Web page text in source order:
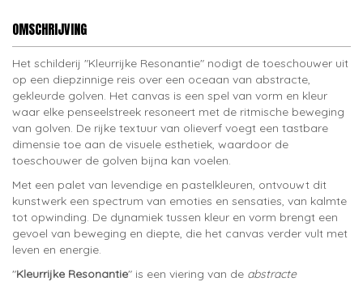
OMSCHRIJVING
Het schilderij "Kleurrijke Resonantie" nodigt de toeschouwer uit
op een diepzinnige reis over een oceaan van abstracte,
gekleurde golven. Het canvas is een spel van vorm en kleur
waar elke penseelstreek resoneert met de ritmische beweging
van golven. De rijke textuur van olieverf voegt een tastbare
dimensie toe aan de visuele esthetiek, waardoor de
toeschouwer de golven bijna kan voelen.
Met een palet van levendige en pastelkleuren, ontvouwt dit
kunstwerk een spectrum van emoties en sensaties, van kalmte
tot opwinding. De dynamiek tussen kleur en vorm brengt een
gevoel van beweging en diepte, die het canvas verder vult met
leven en energie.
"Kleurrijke Resonantie" is een viering van de abstracte